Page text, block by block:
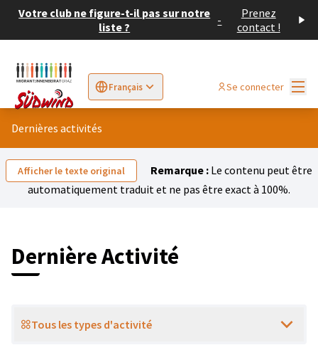
Votre club ne figure-t-il pas sur notre
liste ?
-
Prenez
contact !
Français
Sprache wählen Choose languageElegir el idioma
Se connecter
Dernières activités
Afficher le texte original Remarque : Le contenu peut être
automatiquement traduit et ne pas être exact à 100%.
Dernière Activité
Tous les types d'activité